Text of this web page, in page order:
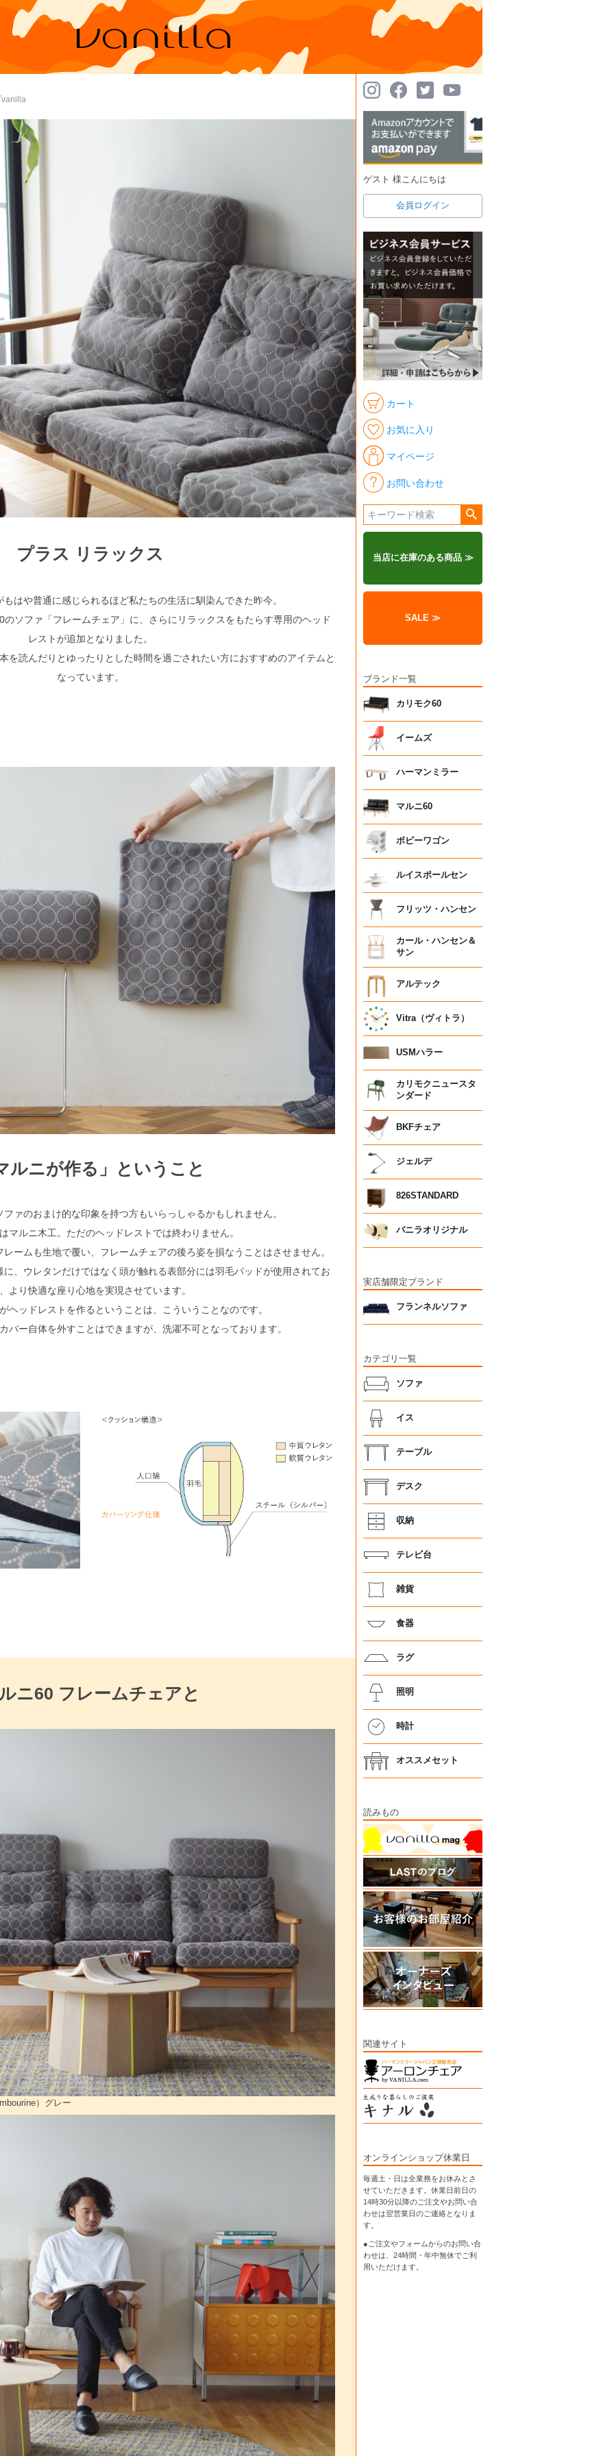
vanilla
プラス リラックス
はや普通に感じられるほど私たちの生活に馴染んできた昨今。
ソファ「フレームチェア」に、さらにリラックスをもたらす専用のヘッド
レストが追加となりました。
を読んだりとゆったりとした時間を過ごされたい方におすすめのアイテムと
なっています。
ルニが作る」ということ
ァのおまけ的な印象を持つ方もいらっしゃるかもしれません。
マルニ木工。ただのヘッドレストでは終わりません。
ームも生地で覆い、フレームチェアの後ろ姿を損なうことはさせません。
、ウレタンだけではなく頭が触れる表部分には羽毛パッドが使用されてお
より快適な座り心地を実現させています。
ヘッドレストを作るということは、こういうことなのです。
ー自体を外すことはできますが、洗濯不可となっております。
ニ60 フレームチェアと
）グレー
ゲスト 様こんにちは
会員ログイン
カート
お気に入り
マイページ
お問い合わせ
検索
当店に在庫のある商品 ≫
SALE ≫
ブランド一覧
カリモク60
イームズ
ハーマンミラー
マルニ60
ボビーワゴン
ルイスポールセン
フリッツ・ハンセン
カール・ハンセン＆
サン
アルテック
Vitra（ヴィトラ）
USMハラー
カリモクニュースタ
ンダード
BKFチェア
ジェルデ
826STANDARD
バニラオリジナル
実店舗限定ブランド
フランネルソファ
カテゴリ一覧
ソファ
イス
テーブル
デスク
収納
テレビ台
雑貨
食器
ラグ
照明
時計
オススメセット
読みもの
関連サイト
オンラインショップ休業日
毎週土・日は全業務をお休みとさ
せていただきます。休業日前日の
14時30分以降のご注文やお問い合
わせは翌営業日のご連絡となりま
す。
●ご注文やフォームからのお問い合
わせは、 24時間・年中無休でご利
用いただけます。